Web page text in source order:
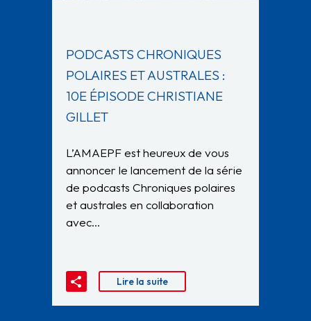
PODCASTS CHRONIQUES
POLAIRES ET AUSTRALES :
10E ÉPISODE CHRISTIANE
GILLET
L’AMAEPF est heureux de vous
annoncer le lancement de la série
de podcasts Chroniques polaires
et australes en collaboration
avec…
Lire la suite